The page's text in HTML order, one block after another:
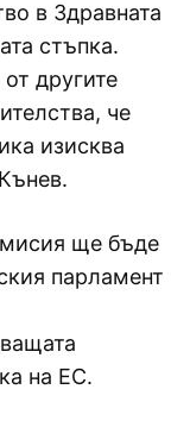
в Здравната
стъпка.
другите
че
изисква
ще бъде
парламент
на ЕС.